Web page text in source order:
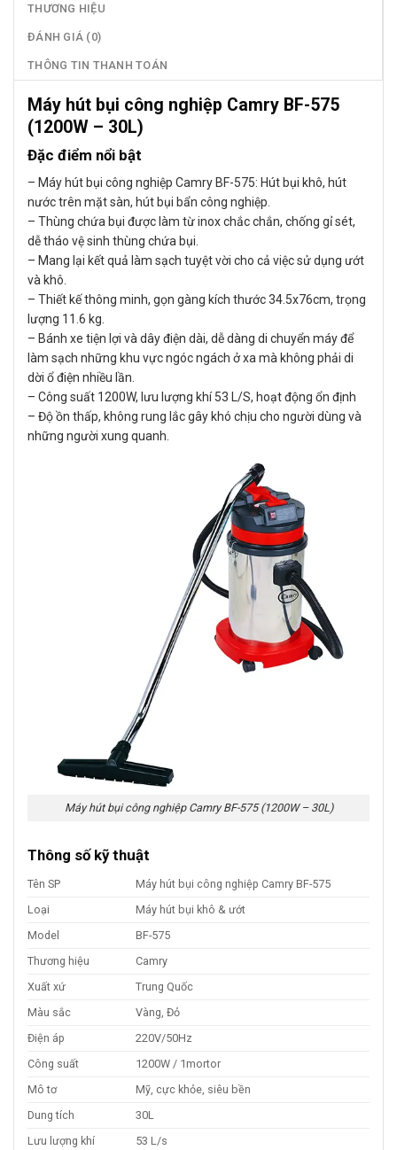
THƯƠNG HIỆU
ĐÁNH GIÁ (0)
THÔNG TIN THANH TOÁN
Máy hút bụi công nghiệp Camry BF-575
(1200W – 30L)
Đặc điểm nổi bật
– Máy hút bụi công nghiệp Camry BF-575: Hút bụi khô, hút
nước trên mặt sàn, hút bụi bẩn công nghiệp.
– Thùng chứa bụi được làm từ inox chắc chắn, chống gỉ sét,
dễ tháo vệ sinh thùng chứa bụi.
– Mang lại kết quả làm sạch tuyệt vời cho cả việc sử dụng ướt
và khô.
– Thiết kế thông minh, gọn gàng kích thước 34.5x76cm, trọng
lượng 11.6 kg.
– Bánh xe tiện lợi và dây điện dài, dễ dàng di chuyển máy để
làm sạch những khu vực ngóc ngách ở xa mà không phải di
dời ổ điện nhiều lần.
– Công suất 1200W, lưu lượng khí 53 L/S, hoạt động ổn định
– Độ ồn thấp, không rung lắc gây khó chịu cho người dùng và
những người xung quanh.
Máy hút bụi công nghiệp Camry BF-575 (1200W – 30L)
Thông số kỹ thuật
Tên SP
Máy hút bụi công nghiệp Camry BF-575
Loại
Máy hút bụi khô & ướt
Model
BF-575
Thương hiệu
Camry
Xuất xứ
Trung Quốc
Màu sắc
Vàng, Đỏ
Điện áp
220V/50Hz
Công suất
1200W / 1mortor
Mô tơ
Mỹ, cực khỏe, siêu bền
Dung tích
30L
Lưu lượng khí
53 L/s